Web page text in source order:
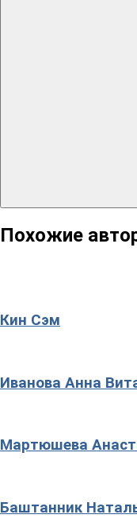
Похожие
Кин Сэм
Иванова Анна
Мартюшева
Баштанник